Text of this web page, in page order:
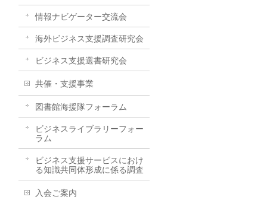
情報ナビゲーター交流会
海外ビジネス支援調査研究会
ビジネス支援選書研究会
共催・支援事業
図書館海援隊フォーラム
ビジネスライブラリーフォー
ラム
ビジネス支援サービスにおけ
る知識共同体形成に係る調査
入会ご案内